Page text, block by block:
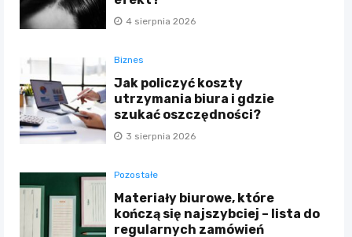
4 sierpnia 2026
Biznes
Jak policzyć koszty
utrzymania biura i gdzie
szukać oszczędności?
3 sierpnia 2026
Pozostałe
Materiały biurowe, które
kończą się najszybciej – lista do
regularnych zamówień